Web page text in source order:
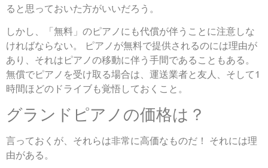
ると思っておいた方がいいだろう。
しかし、「無料」のピアノにも代償が伴うことに注意しな
ければならない。 ピアノが無料で提供されるのには理由が
あり、それはピアノの移動に伴う手間であることもある。
無償でピアノを受け取る場合は、運送業者と友人、そして1
時間ほどのドライブも覚悟しておくこと。
グランドピアノの価格は？
言っておくが、それらは非常に高価なものだ！ それには理
由がある。